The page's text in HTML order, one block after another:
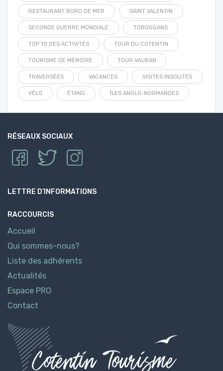
RESTAURANT BORD DE MER SAINT VALENTIN
SECONDE GUERRE MONDIALE TOBOGGANS
TOP 10 DES ACTIVITÉS TOUR DU COTENTIN
TOURISME DE MÉMOIRE TOUR VAUBAN
TRAVERSÉES VACANCES VISITES INSOLITES
VÉLO ÉTANG ÎLES ANGLO-NORMANDES
RÉSEAUX SOCIAUX
LETTRE D’INFORMATIONS
RACCOURCIS
Accueil
Qui sommes-nous?
Liste des adhérents
Actualités
Espace PRO
Contact